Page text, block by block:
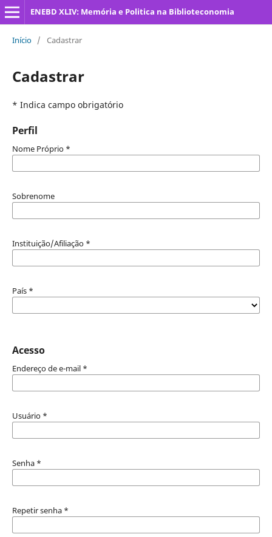
ENEBD XLIV: Memória e Politica na Biblioteconomia
Início / Cadastrar
Cadastrar
* Indica campo obrigatório
Perfil
Nome Próprio *
Sobrenome
Instituição/Afiliação *
País *
Acesso
Endereço de e-mail *
Usuário *
Senha *
Repetir senha *